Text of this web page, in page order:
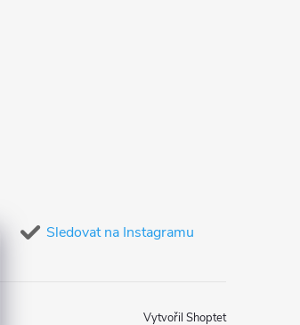
Sledovat na Instagramu
Vytvořil Shoptet